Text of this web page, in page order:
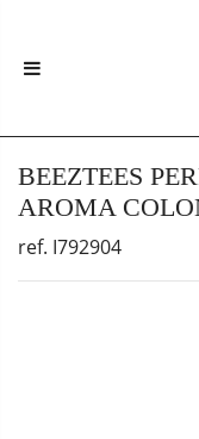
BEEZTEES
AROMA
ref. I792904